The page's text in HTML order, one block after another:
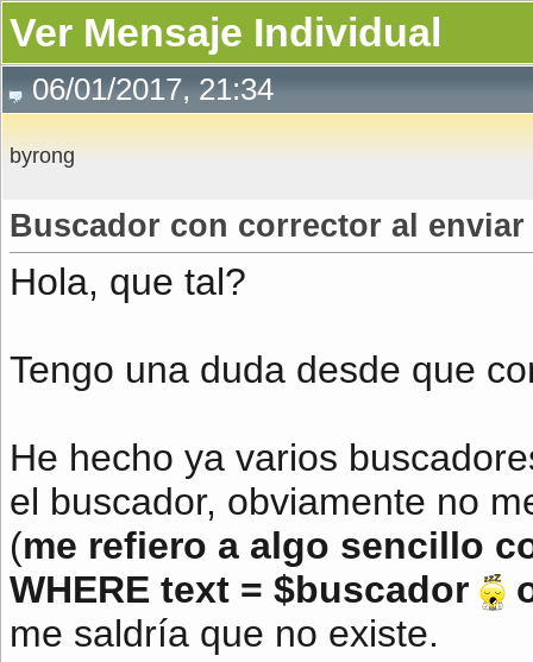
Ver Mensaje Individual
06/01/2017, 21:34
byrong
Buscador con corrector al enviar
Hola, que tal?
Tengo una duda desde que
He hecho ya varios
el buscador, obviamente no
(me refiero a algo sencillo
WHERE text = $buscador
me saldría que no existe.